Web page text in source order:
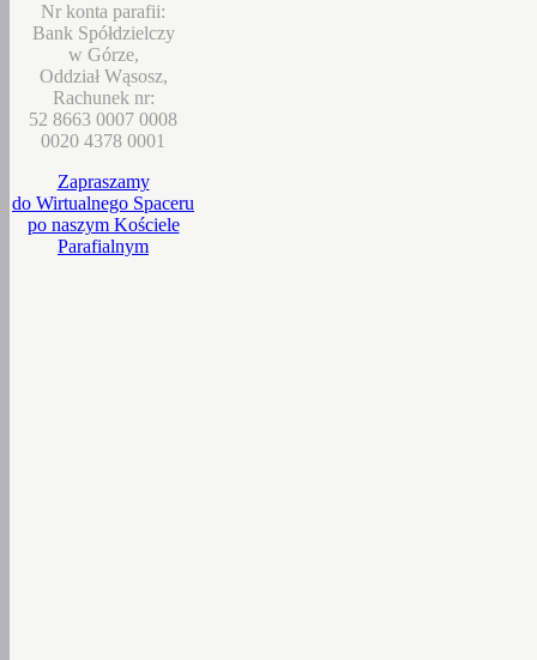
Nr konta parafii:
Bank Spółdzielczy
w Górze,
Oddział Wąsosz,
Rachunek nr:
52 8663 0007 0008
0020 4378 0001
Zapraszamy
do Wirtualnego Spaceru
po naszym Kościele
Parafialnym